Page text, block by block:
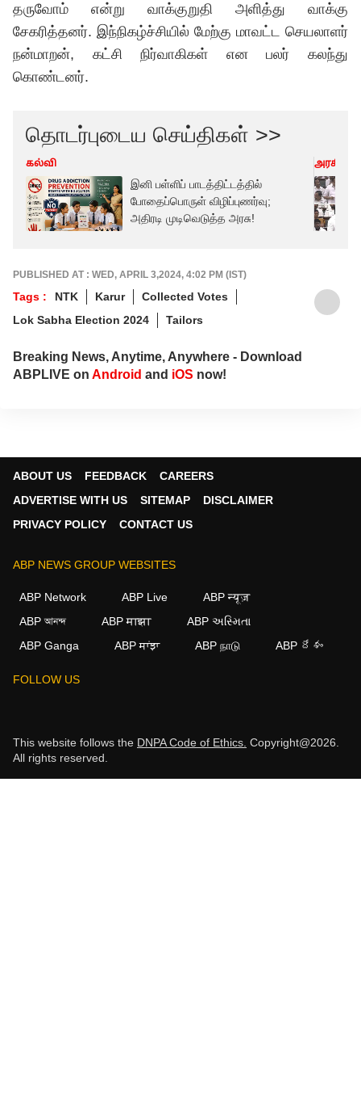
தருவோம் என்று வாக்குறுதி அளித்து வாக்கு
சேகரித்தனர். இந்நிகழ்ச்சியில் மேற்கு மாவட்ட செயலாளர்
நன்மாறன், கட்சி நிர்வாகிகள் என பலர் கலந்து
கொண்டனர்.
தொடர்புடைய செய்திகள் >>
கல்வி
இனி பள்ளிப் பாடத்திட்டத்தில்
போதைப்பொருள் விழிப்புணர்வு;
அதிரடி முடிவெடுத்த அரசு!
அரசியல்
PUBLISHED AT : WED, APRIL 3,2024, 4:02 PM (IST)
Tags : NTK Karur
Collected Votes
Lok Sabha Election 2024
Tailors
Breaking News, Anytime, Anywhere - Download
ABPLIVE on Android and iOS now!
ABOUT US FEEDBACK
CAREERS
ADVERTISE WITH US
SITEMAP
DISCLAIMER
PRIVACY POLICY
CONTACT US
ABP NEWS GROUP WEBSITES
ABP Network ABP Live
ABP न्यूज़
ABP আনন্দ
ABP माझा
ABP અસ્મિતા
ABP Ganga
ABP ਸਾਂਝਾ ABP நாடு ABP దేశం
FOLLOW US
This website follows the DNPA Code of Ethics. Copyright@2026.
All rights reserved.